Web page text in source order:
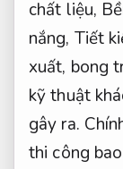
chất liệu,
nắng, Tiết
xuất, bong
kỹ thuật
gây ra.
thi công